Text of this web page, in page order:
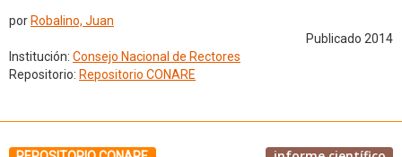
por Robalino, Juan
Publicado 2014
Institución: Consejo Nacional de Rectores
Repositorio: Repositorio CONARE